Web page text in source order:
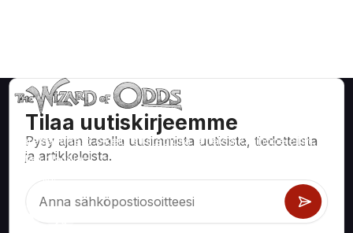
Tilaa uutiskirjeemme
Pysy ajan tasalla uusimmista uutisista, tiedotteista
ja artikkeleista.
Matemaattisesti oikeita strategioita ja tietoa kasinopeleihin,
kuten blackjack, craps, ruletti ja satoihin muihin pelattaviin
peleihin.